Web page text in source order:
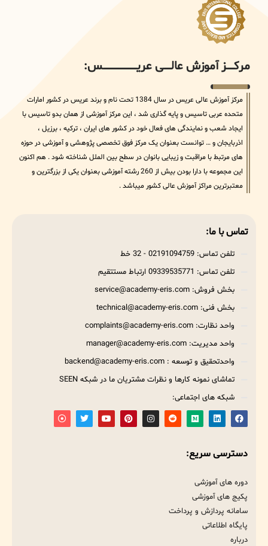
مرکــــــز آموزش عالــــــی عریــــــــــــــــــــــــــــس:
مرکز آموزش عالی عریس در سال 1384 تحت نام و برند عریس در کشور امارات
متحده عربی تاسیس و پایه گذاری شد ، این مرکز آموزشی از همان بدو تاسیس با
ایجاد شعب و نمایندگی های فعال خود در کشور های ایران ، ترکیه ، برزیل ،
اذربایجان و … توانست بعنوان یک مرکز فوق تخصصی پژوهشی و آموزشی در حوزه
های مرتبط با مراقبت و زیبایی بانوان در سطح بین الملل شناخته شود . هم اکنون
این مجموعه با دارا بودن بیش از 260 رشته آموزشی بعنوان یکی از بزرگترین و
معتبرترین مراکز آموزش عالی کشور میباشد .
تماس با ما:
تلفن تماس: 02191094759 - 32 خط
تلفن تماس: 09339535771 ارتباط مستتقیم
بخش فروش: service@academy-eris.com
بخش فنی: technical@academy-eris.com
واحد نظارت: complaints@academy-eris.com
واحد مدیریت: manager@academy-eris.com
واحدتحقیق و توسعه : backend@academy-eris.com
تماشای نمونه کارها و نظرات مشتریان ما در شبکه SEEN
شبکه های اجتماعی:
دسترسی سریع:
دوره های آموزشی
پکیج های آموزشی
سامانه پردازش و پرداخت
پایگاه اطلاعاتی
درباره